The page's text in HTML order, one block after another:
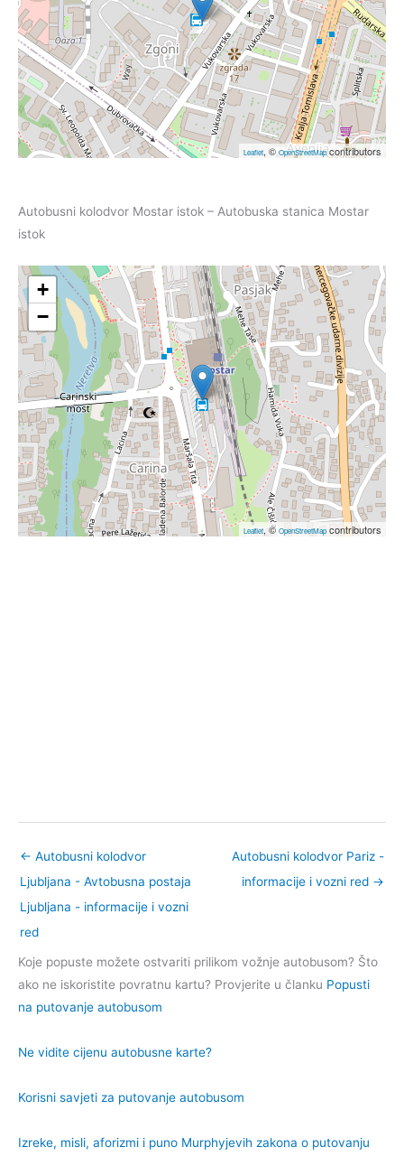
Leaflet, ©OpenStreetMapcontributors
Autobusni kolodvor Mostar istok – Autobuska stanica Mostar
istok
+
−
Leaflet, © OpenStreetMapcontributors
← Autobusni kolodvor
Ljubljana - Avtobusna postaja
Ljubljana - informacije i vozni
red
Autobusni kolodvor Pariz -
informacije i vozni red →
Koje popuste možete ostvariti prilikom vožnje autobusom? Što
ako ne iskoristite povratnu kartu? Provjerite u članku Popusti
na putovanje autobusom
Ne vidite cijenu autobusne karte?
Korisni savjeti za putovanje autobusom
Izreke, misli, aforizmi i puno Murphyjevih zakona o putovanju